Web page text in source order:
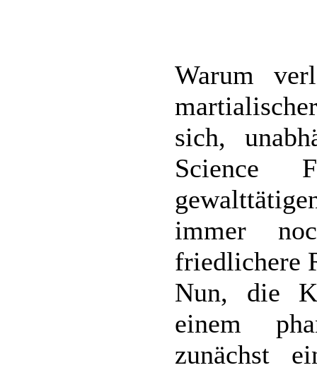
Warum
sich,
Science
immer
friedlichere
Nun, die
einem
zunächst